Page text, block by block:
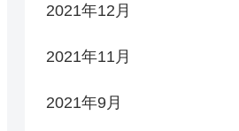
2021年12月
2021年11月
2021年9月